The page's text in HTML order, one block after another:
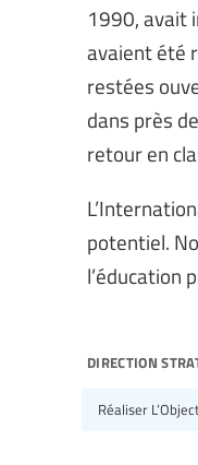
1990, avait
avaient été
restées
dans près
retour en
potentiel.
l’éducation
direction
Réaliser